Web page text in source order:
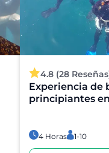
4.8 (28
Experiencia de
principiantes
4 Horas 1-10